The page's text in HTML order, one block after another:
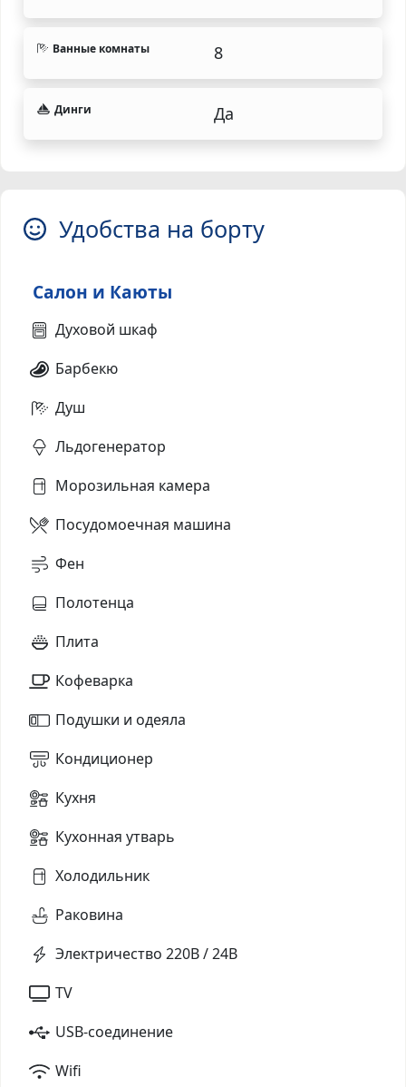
Ванные комнаты 8
Динги Да
Удобства на борту
Салон и Каюты
Духовой шкаф
Барбекю
Душ
Льдогенератор
Морозильная камера
Посудомоечная машина
Фен
Полотенца
Плита
Кофеварка
Подушки и одеяла
Кондиционер
Кухня
Кухонная утварь
Холодильник
Раковина
Электричество 220В / 24В
TV
USB-соединение
Wifi